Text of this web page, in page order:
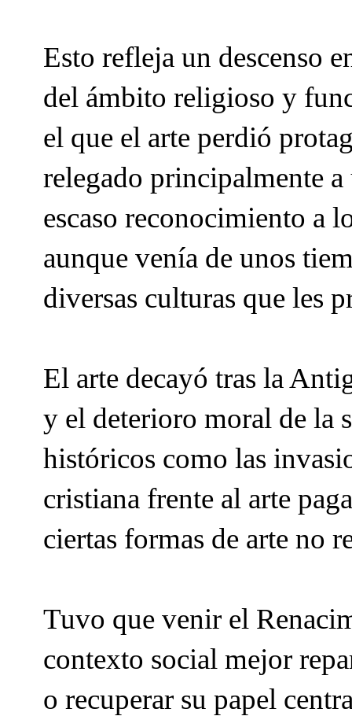
Esto refleja un descenso
del ámbito religioso y
el que el arte perdió
relegado principalmente
escaso reconocimiento a
aunque venía de unos
diversas culturas que les
El arte decayó tras la
y el deterioro moral de la
históricos como las
cristiana frente al arte
ciertas formas de arte no
Tuvo que venir el
contexto social mejor
o recuperar su papel